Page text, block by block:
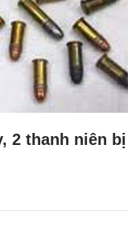
2 thanh niên bị